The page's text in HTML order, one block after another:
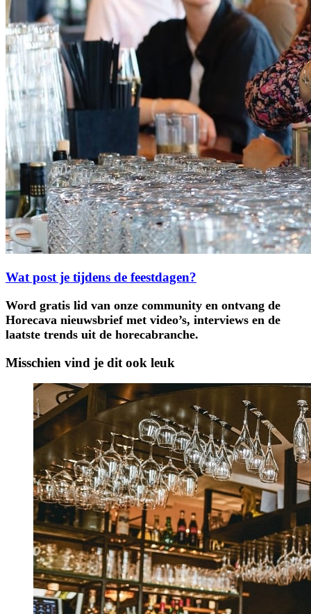
Wat post je tijdens de feestdagen?
Word gratis lid van onze community en ontvang de
Horecava nieuwsbrief met video’s, interviews en de
laatste trends uit de horecabranche.
Misschien vind je dit ook leuk